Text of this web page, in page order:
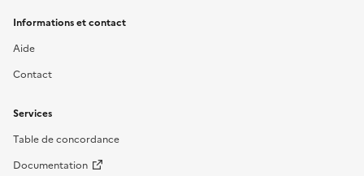
Informations et contact
Aide
Contact
Services
Table de concordance
Documentation